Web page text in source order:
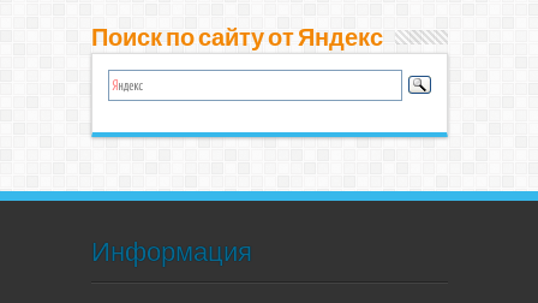
Поиск по сайту от Яндекс
Информация